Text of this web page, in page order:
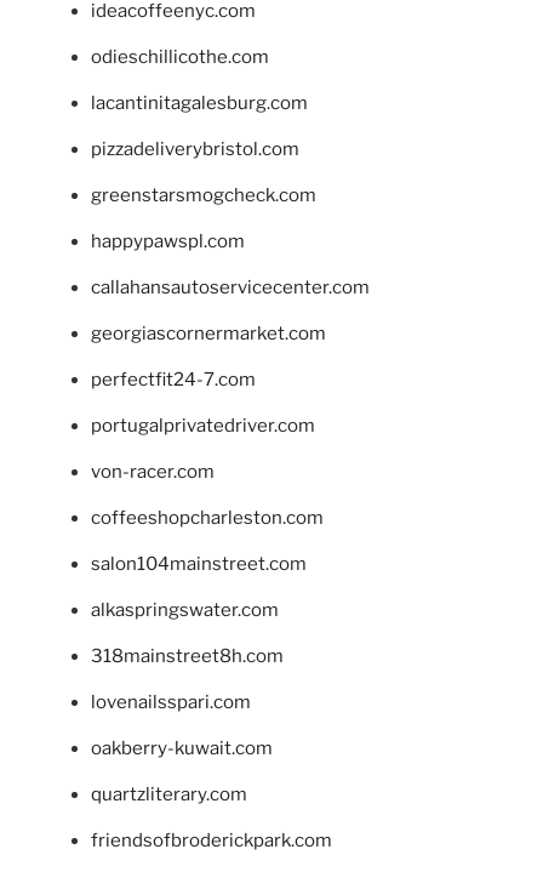
ideacoffeenyc.com
odieschillicothe.com
lacantinitagalesburg.com
pizzadeliverybristol.com
greenstarsmogcheck.com
happypawspl.com
callahansautoservicecenter.com
georgiascornermarket.com
perfectfit24-7.com
portugalprivatedriver.com
von-racer.com
coffeeshopcharleston.com
salon104mainstreet.com
alkaspringswater.com
318mainstreet8h.com
lovenailsspari.com
oakberry-kuwait.com
quartzliterary.com
friendsofbroderickpark.com